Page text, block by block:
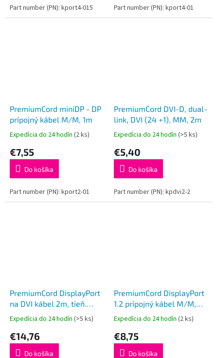
Part number (PN): kport4-015 Part number (PN): kport4-01
PremiumCord miniDP - DP
prípojný kábel M/M, 1m
Expedícia do 24 hodín (2 ks)
€7,55
Do košíka
Part number (PN): kport2-01
PremiumCord DVI-D, dual-
link, DVI (24 +1), MM, 2m
Expedícia do 24 hodín (>5 ks)
€5,40
Do košíka
Part number (PN): kpdvi2-2
PremiumCord DisplayPort
na DVI kábel 2m, tieň.
M/M
Expedícia do 24 hodín (>5 ks)
€14,76
Do košíka
PremiumCord DisplayPort
1.2 prípojný kábel M/M,
pozlátené konektory, 3m,
AWG 30
Expedícia do 24 hodín (2 ks)
€8,75
Do košíka